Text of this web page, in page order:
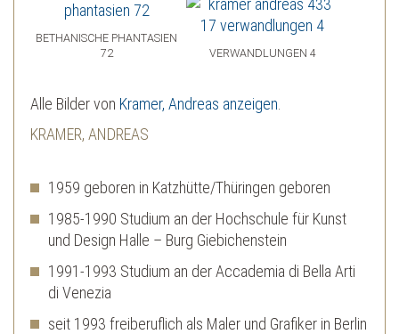
BETHANISCHE PHANTASIEN
72
VERWANDLUNGEN 4
Alle Bilder von Kramer, Andreas anzeigen
KRAMER, ANDREAS
1959 geboren in Katzhütte/Thüringen geboren
1985-1990 Studium an der Hochschule für Kunst
und Design Halle – Burg Giebichenstein
1991-1993 Studium an der Accademia di Bella Arti
di Venezia
seit 1993 freiberuflich als Maler und Grafiker in Berlin